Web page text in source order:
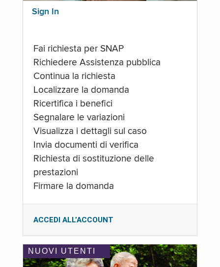
Sign In
Fai richiesta per SNAP
Richiedere Assistenza pubblica
Continua la richiesta
Localizzare la domanda
Ricertifica i benefici
Segnalare le variazioni
Visualizza i dettagli sul caso
Invia documenti di verifica
Richiesta di sostituzione delle
prestazioni
Firmare la domanda
ACCEDI ALL’ACCOUNT
NUOVI UTENTI